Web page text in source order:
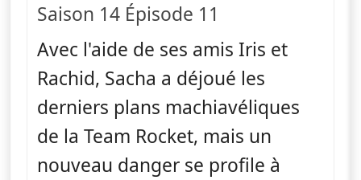
Saison 14 Épisode 11
Avec l'aide de ses amis Iris et
Rachid, Sacha a déjoué les
derniers plans machiavéliques
de la Team Rocket, mais un
nouveau danger se profile à